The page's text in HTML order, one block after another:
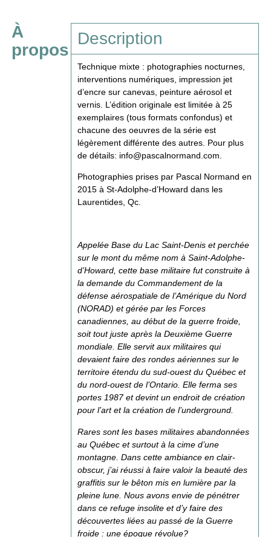
À
propos
Description
Technique mixte : photographies nocturnes,
interventions numériques, impression jet
d’encre sur canevas, peinture aérosol et
vernis. L’édition originale est limitée à 25
exemplaires (tous formats confondus) et
chacune des oeuvres de la série est
légèrement différente des autres. Pour plus
de détails: info@pascalnormand.com
Photographies prises par Pascal Normand en
2015 à St-Adolphe-d’Howard dans les
Laurentides, Qc.
Appelée Base du Lac Saint-Denis et perchée
sur le mont du même nom à Saint-Adolphe-
d’Howard, cette base militaire fut construite à
la demande du Commandement de la
défense aérospatiale de l’Amérique du Nord
(NORAD) et gérée par les Forces
canadiennes, au début de la guerre froide,
soit tout juste après la Deuxième Guerre
mondiale. Elle servit aux militaires qui
devaient faire des rondes aériennes sur le
territoire étendu du sud-ouest du Québec et
du nord-ouest de l’Ontario. Elle ferma ses
portes 1987 et devint un endroit de création
pour l’art et la création de l’underground.
Rares sont les bases militaires abandonnées
au Québec et surtout à la cime d’une
montagne. Dans cette ambiance en clair-
obscur, j’ai réussi à faire valoir la beauté des
graffitis sur le bêton mis en lumière par la
pleine lune. Nous avons envie de pénétrer
dans ce refuge insolite et d’y faire des
découvertes liées au passé de la Guerre
froide : une époque révolue?